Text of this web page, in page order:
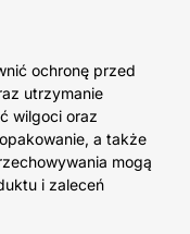
ochronę przed
utrzymanie
wilgoci oraz
a także
mogą
i zaleceń